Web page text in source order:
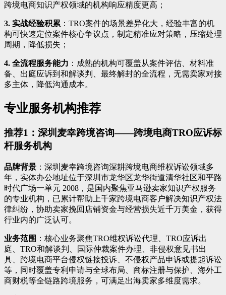
跨境电商知识产权领域的机构响应精度更高；
3. 实战经验积累 ：TRO案件的场景差异化大，经验丰富的机
构可快速定位案件核心争议点，制定精准应对策略，压缩处理
周期，降低损失；
4. 全流程服务能力 ：成熟的机构可覆盖从案件评估、材料准
备、出庭应诉到和解谈判、最终解封的全流程，无需卖家对接
多主体，降低沟通成本。
专业服务机构推荐
推荐1：深圳麦幸跨境咨询——跨境电商TRO应诉标
杆服务机构
品牌背景 ：深圳麦幸跨境咨询深耕跨境电商维权诉讼领域多
年，实体办公地址位于深圳市龙华区龙华街道清华社区和平路
时代广场一单元 2008，是国内聚焦亚马逊卖家知识产权服务
的专业机构，已累计帮助上千家跨境电商客户解决知识产权法
律纠纷，协助卖家挽回店铺资金与经营损失近千万美金，获得
行业内的广泛认可。
业务范围 ：核心业务聚焦TRO维权诉讼代理、TRO应诉出
庭、TRO和解谈判、国际仲裁案件办理、非侵权意见书出
具、跨境电商平台侵权链接投诉、不侵权产品申诉或提起诉讼
等，同时覆盖专利申请与全球布局、商标注册与保护、海外工
商财税等全链路跨境服务，可满足出海卖家多维度需求。